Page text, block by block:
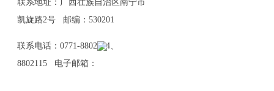
联系地址：广西壮族自治区南宁市
凯旋路2号 邮编：530201
联系电话：0771-8802114、
8802115 电子邮箱：